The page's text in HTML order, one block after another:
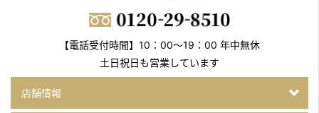
【電話受付時間】10：00～19：00 年中無休
土日祝日も営業しています
店舗情報